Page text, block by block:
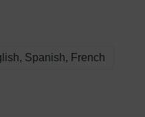
Spanish, French